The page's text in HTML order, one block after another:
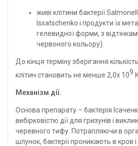
живі клітини бактерії
Issatschenko і продукти їх
гелевидної форми, з
червоного кольору).
До кінця терміну зберігання
клітин становить не менше 2,0х 109
Механізм дії.
Основа препарату – бактерія
вибірковістю дії для гризунів і
черевного тифу. Потрапляючи в
шлунок, бактерії проникають в кров